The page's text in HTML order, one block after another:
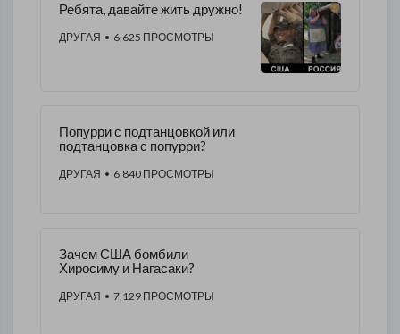
Ребята, давайте жить дружно!
ДРУГАЯ • 6,625 ПРОСМОТРЫ
Попурри с подтанцовкой или
подтанцовка с попурри?
ДРУГАЯ • 6,840 ПРОСМОТРЫ
Зачем США бомбили
Хиросиму и Нагасаки?
ДРУГАЯ • 7,129 ПРОСМОТРЫ